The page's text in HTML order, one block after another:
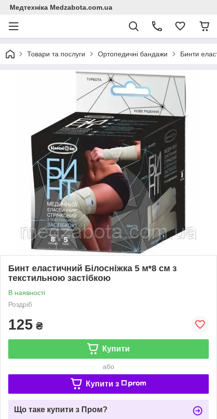
Медтехніка Medzabota.com.ua
Товари та послуги Ортопедичні бандажи Бинти
Бинт еластичний Білосніжка 5 м*8 см з
текстильною застібкою
В наявності
Роздріб
125 ₴
Купити
або
Купити з
Що таке купити з Пром?